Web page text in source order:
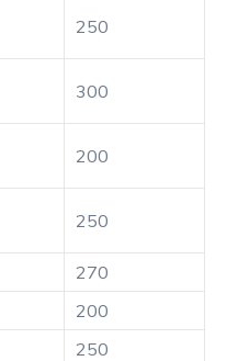
250
300
200
250
270
200
250